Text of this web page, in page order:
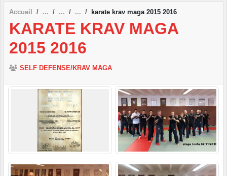
Accueil karate krav maga 2015 2016
KARATE KRAV MAGA
2015 2016
SELF DEFENSE/KRAV MAGA